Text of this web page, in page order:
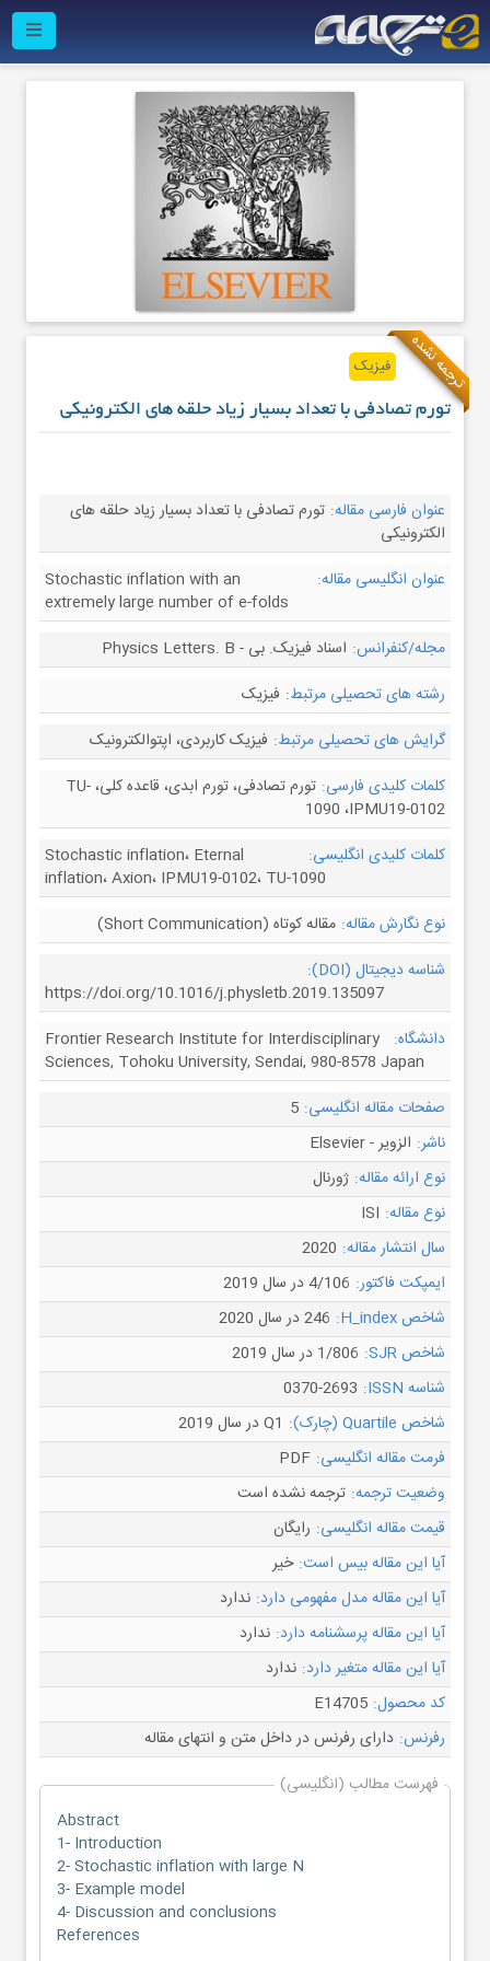
ترجمه نشده فیزیک
تورم تصادفی با تعداد بسیار زیاد حلقه های الکترونیکی
عنوان فارسی مقاله: تورم تصادفی با تعداد بسیار زیاد حلقه های
الکترونیکی
عنوان انگلیسی مقاله:
Stochastic inflation with an
extremely large number of e-folds
مجله/کنفرانس: اسناد فیزیک. بی - Physics Letters. B
رشته های تحصیلی مرتبط: فیزیک
گرایش های تحصیلی مرتبط: فیزیک کاربردی، اپتوالکترونیک
کلمات کلیدی فارسی:
تورم تصادفی، تورم ابدی، قاعده کلی، TU-
1090 ،IPMU19-0102
کلمات کلیدی انگلیسی:
Stochastic inflation، Eternal
inflation، Axion، IPMU19-0102، TU-1090
نوع نگارش مقاله: مقاله کوتاه (Short Communication)
شناسه دیجیتال (DOI):
https://doi.org/10.1016/j.physletb.2019.135097
دانشگاه: Frontier Research Institute for Interdisciplinary
Sciences, Tohoku University, Sendai, 980-8578 Japan
صفحات مقاله انگلیسی: 5
ناشر: الزویر - Elsevier
نوع ارائه مقاله: ژورنال
نوع مقاله: ISI
سال انتشار مقاله: 2020
ایمپکت فاکتور: 4/106 در سال 2019
شاخص H_index:
246 در سال 2020
شاخص SJR:
1/806 در سال 2019
شناسه ISSN:
0370-2693
شاخص Quartile (چارک):
Q1 در سال 2019
فرمت مقاله انگلیسی: PDF
وضعیت ترجمه: ترجمه نشده است
قیمت مقاله انگلیسی: رایگان
آیا این مقاله بیس است: خیر
آیا این مقاله مدل مفهومی دارد: ندارد
آیا این مقاله پرسشنامه دارد: ندارد
آیا این مقاله متغیر دارد: ندارد
کد محصول: E14705
رفرنس: دارای رفرنس در داخل متن و انتهای مقاله
فهرست مطالب (انگلیسی)
Abstract
1- Introduction
2- Stochastic inflation with large N
3- Example model
4- Discussion and conclusions
References